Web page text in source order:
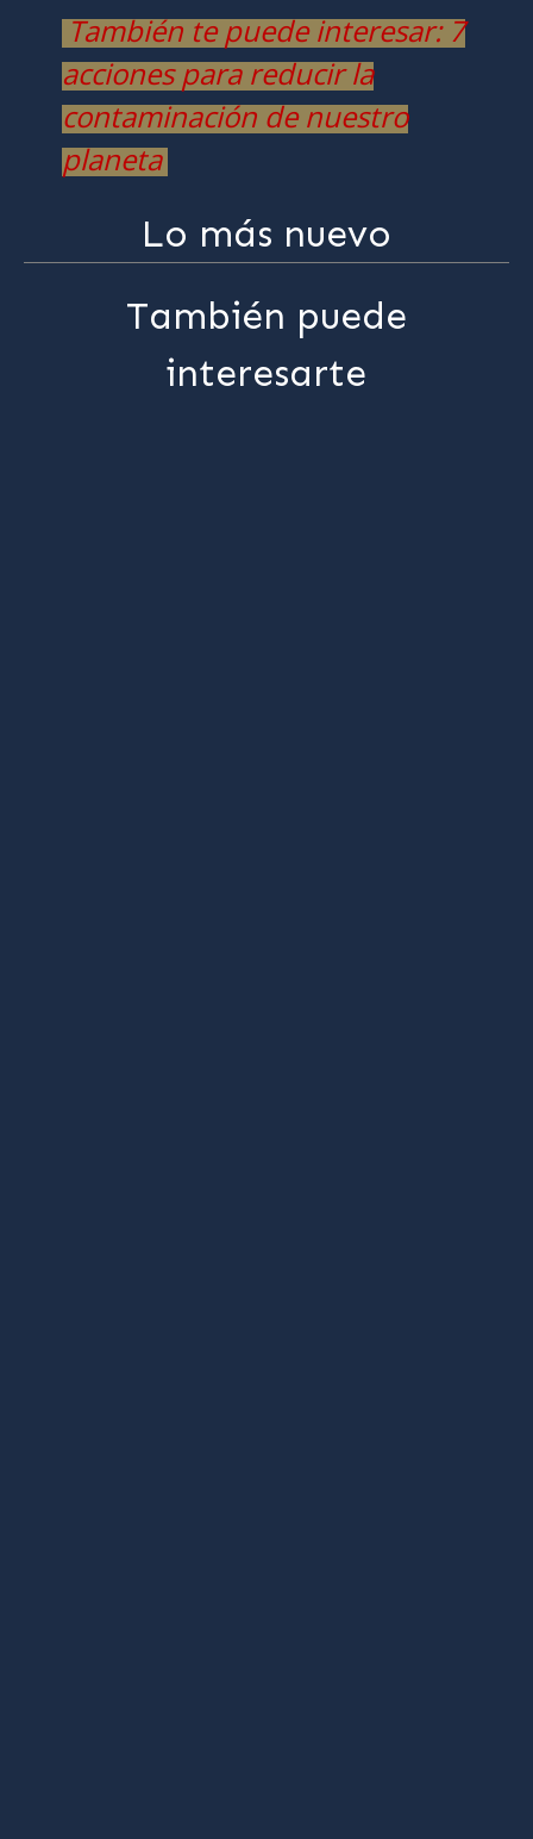
También te puede interesar: 7
acciones para reducir la
contaminación de nuestro
planeta
Lo más nuevo
También puede
interesarte